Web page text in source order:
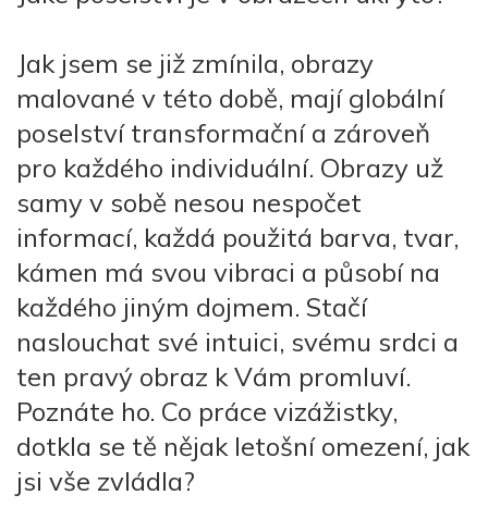
Jak jsem se již zmínila, obrazy
malované v této době, mají globální
poselství transformační a zároveň
pro každého individuální. Obrazy už
samy v sobě nesou nespočet
informací, každá použitá barva, tvar,
kámen má svou vibraci a působí na
každého jiným dojmem. Stačí
naslouchat své intuici, svému srdci a
ten pravý obraz k Vám promluví.
Poznáte ho. Co práce vizážistky,
dotkla se tě nějak letošní omezení, jak
jsi vše zvládla?